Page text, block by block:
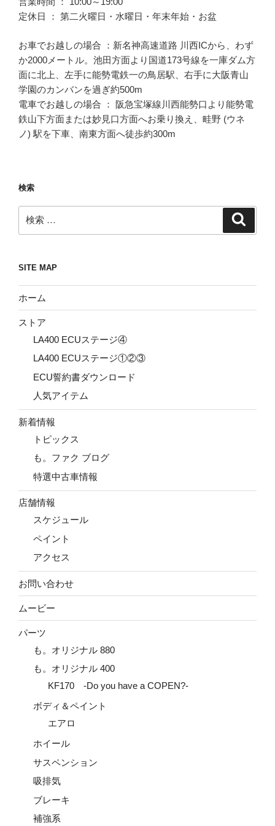
定休日 ： 第二火曜日・水曜日・年末年始・お盆
お車でお越しの場合 ：新名神高速道路 川西ICから、わず
か2000メートル。池田方面より国道173号線を一庫ダム方
面に北上、左手に能勢電鉄一の鳥居駅、右手に大阪青山
学園のカンバンを過ぎ約500m
電車でお越しの場合 ： 阪急宝塚線川西能勢口より能勢電
鉄山下方面または妙見口方面へお乗り換え、畦野 (ウネ
ノ) 駅を下車、南東方面へ徒歩約300m
検索
索:
SITE MAP
ホーム
ストア
LA400 ECUステージ④
LA400 ECUステージ①②③
ECU誓約書ダウンロード
人気アイテム
新着情報
トピックス
も。ファク ブログ
特選中古車情報
店舗情報
スケジュール
ペイント
アクセス
お問い合わせ
ムービー
パーツ
も。オリジナル 880
も。オリジナル 400
KF170 -Do you have a COPEN?-
ボディ＆ペイント
エアロ
ホイール
サスペンション
吸排気
ブレーキ
補強系